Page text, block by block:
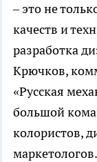
– это не
качеств и
разработка
Крючков,
«Русская
большой
колористов,